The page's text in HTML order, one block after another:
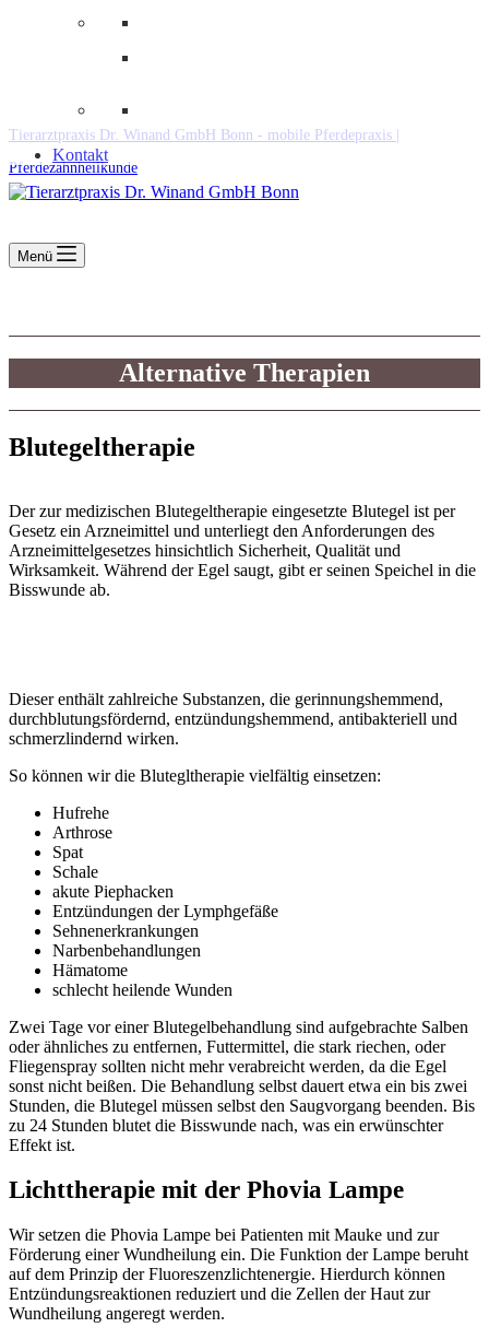
Kontakt
Tierarztpraxis Dr. Winand GmbH Bonn - mobile Pferdepraxis |
Pferdezahnheilkunde
Menü
Alternative Therapien
Blutegeltherapie
Der zur medizischen Blutegeltherapie eingesetzte Blutegel ist per
Gesetz ein Arzneimittel und unterliegt den Anforderungen des
Arzneimittelgesetzes hinsichtlich Sicherheit, Qualität und
Wirksamkeit. Während der Egel saugt, gibt er seinen Speichel in die
Bisswunde ab.
Dieser enthält zahlreiche Substanzen, die gerinnungshemmend,
durchblutungsfördernd, entzündungshemmend, antibakteriell und
schmerzlindernd wirken.
So können wir die Blutegltherapie vielfältig einsetzen:
Hufrehe
Arthrose
Spat
Schale
akute Piephacken
Entzündungen der Lymphgefäße
Sehnenerkrankungen
Narbenbehandlungen
Hämatome
schlecht heilende Wunden
Zwei Tage vor einer Blutegelbehandlung sind aufgebrachte Salben
oder ähnliches zu entfernen, Futtermittel, die stark riechen, oder
Fliegenspray sollten nicht mehr verabreicht werden, da die Egel
sonst nicht beißen. Die Behandlung selbst dauert etwa ein bis zwei
Stunden, die Blutegel müssen selbst den Saugvorgang beenden. Bis
zu 24 Stunden blutet die Bisswunde nach, was ein erwünschter
Effekt ist.
Lichttherapie mit der Phovia Lampe
Wir setzen die Phovia Lampe bei Patienten mit Mauke und zur
Förderung einer Wundheilung ein. Die Funktion der Lampe beruht
auf dem Prinzip der Fluoreszenzlichtenergie. Hierdurch können
Entzündungsreaktionen reduziert und die Zellen der Haut zur
Wundheilung angeregt werden.